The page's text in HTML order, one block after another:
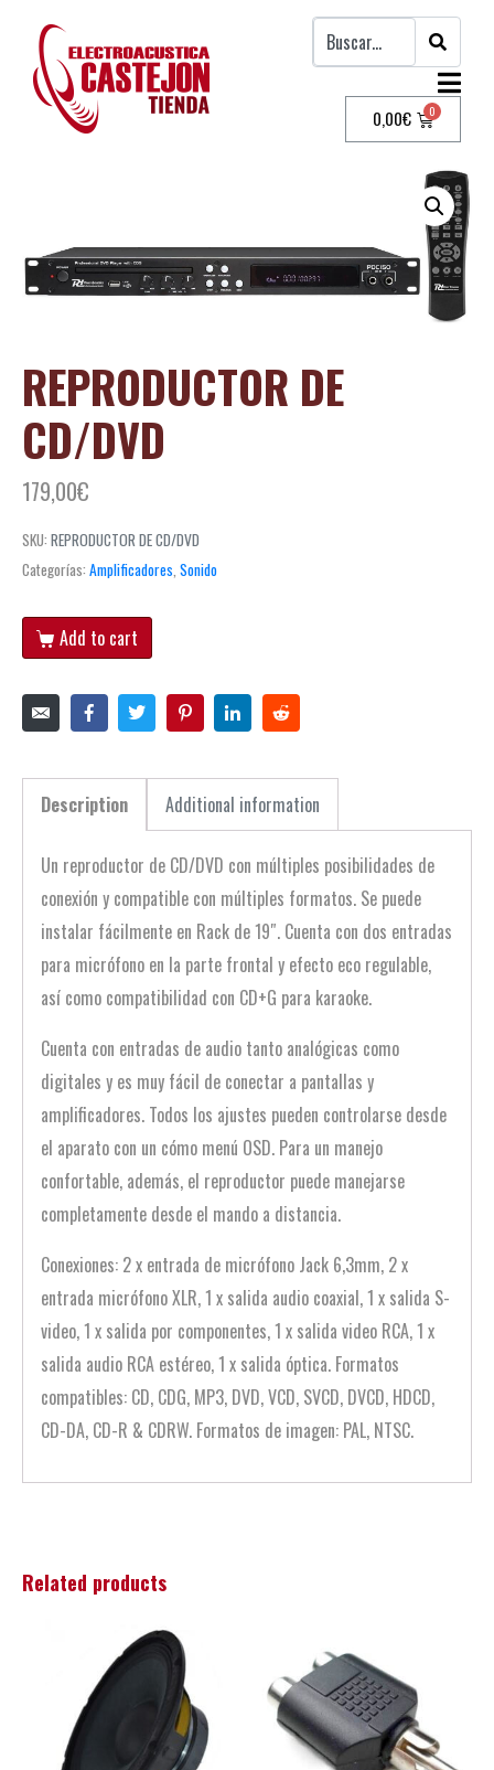
0,00€
REPRODUCTOR DE
CD/DVD
179,00€
SKU: REPRODUCTOR DE CD/DVD
Categorías: Amplificadores Sonido
Add to cart
Description Additional information
Un reproductor de CD/DVD con múltiples posibilidades de
conexión y compatible con múltiples formatos. Se puede
instalar fácilmente en Rack de 19″. Cuenta con dos entradas
para micrófono en la parte frontal y efecto eco regulable,
así como compatibilidad con CD+G para karaoke.
Cuenta con entradas de audio tanto analógicas como
digitales y es muy fácil de conectar a pantallas y
amplificadores. Todos los ajustes pueden controlarse desde
el aparato con un cómo menú OSD. Para un manejo
confortable, además, el reproductor puede manejarse
completamente desde el mando a distancia.
Conexiones: 2 x entrada de micrófono Jack 6,3mm, 2 x
entrada micrófono XLR, 1 x salida audio coaxial, 1 x salida S-
video, 1 x salida por componentes, 1 x salida video RCA, 1 x
salida audio RCA estéreo, 1 x salida óptica. Formatos
compatibles: CD, CDG, MP3, DVD, VCD, SVCD, DVCD, HDCD,
CD-DA, CD-R & CDRW. Formatos de imagen: PAL, NTSC.
Related products